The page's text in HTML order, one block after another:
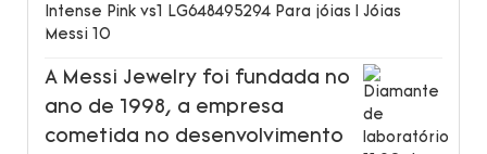
A Messi Jewelry foi fundada no
ano de 1998, a empresa
cometida no desenvolvimento